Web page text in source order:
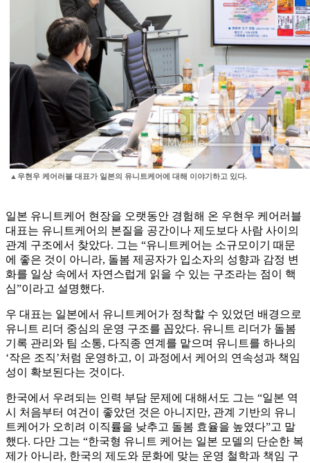
▲우현우 케어러블 대표가 일본의 유니트케어에 대해 이야기하고 있다.
일본 유니트케어 현장을 오랫동안 경험해 온 우현우 케어러블
대표는 유니트케어의 본질을 공간이나 제도보다 사람 사이의
관계 구조에서 찾았다. 그는 “유니트케어는 소규모이기 때문
에 좋은 것이 아니라, 돌봄 제공자가 입소자의 성향과 감정 변
화를 일상 속에서 자연스럽게 읽을 수 있는 구조라는 점이 핵
심”이라고 설명했다.
우 대표는 일본에서 유니트케어가 정착할 수 있었던 배경으로
유니트 리더 중심의 운영 구조를 꼽았다. 유니트 리더가 돌봄
기록 관리와 팀 소통, 다직종 연계를 맡으며 유니트를 하나의
‘작은 조직’처럼 운영하고, 이 과정에서 케어의 연속성과 책임
성이 확보된다는 것이다.
한국에서 우려되는 인력 부담 문제에 대해서도 그는 “일본 역
시 처음부터 여건이 좋았던 것은 아니지만, 관계 기반의 유니
트케어가 오히려 이직률을 낮추고 돌봄 효율을 높였다”고 말
했다. 다만 그는 “한국형 유니트 케어는 일본 모델의 단순한 복
제가 아니라, 한국의 제도와 문화에 맞는 운영 철학과 책임 구